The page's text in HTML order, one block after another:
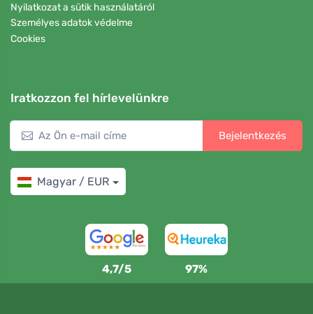
Nyilatkozat a sütik használatáról
Személyes adatok védelme
Cookies
Iratkozzon fel hírlevelünkre
Bejelentkezés
Magyar / EUR
4,7/5 97%